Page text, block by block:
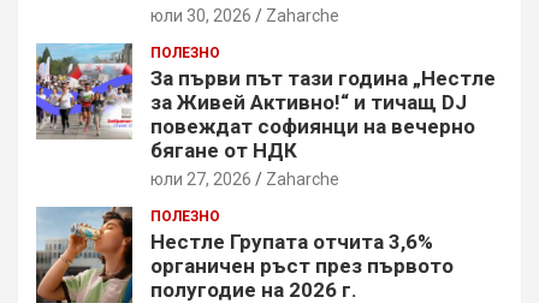
юли 30, 2026 Zaharche
ПОЛЕЗНО
За първи път тази година „Нестле
за Живей Активно!“ и тичащ DJ
повеждат софиянци на вечерно
бягане от НДК
юли 27, 2026 Zaharche
ПОЛЕЗНО
Нестле Групата отчита 3,6%
органичен ръст през първото
полугодие на 2026 г.